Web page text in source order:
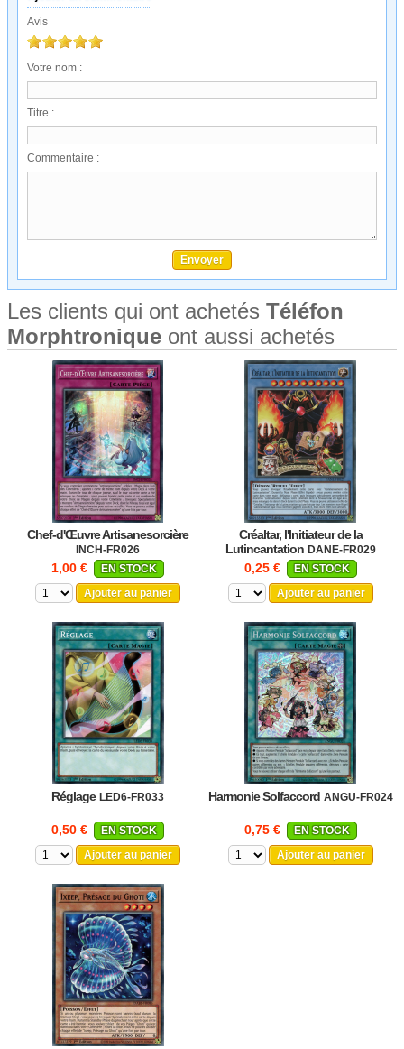
Avis
Votre nom :
Titre :
Commentaire :
Les clients qui ont achetés Téléfon
Morphtronique ont aussi achetés
Chef-d'Œuvre Artisanesorcière
INCH-FR026
1,00 €
EN STOCK
Ajouter au panier
Créaltar, l'Initiateur de la
Lutincantation DANE-FR029
0,25 €
EN STOCK
Ajouter au panier
Réglage LED6-FR033
0,50 €
EN STOCK
Ajouter au panier
Harmonie Solfaccord ANGU-FR024
0,75 €
EN STOCK
Ajouter au panier